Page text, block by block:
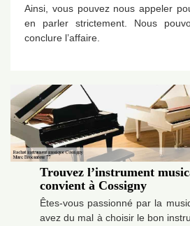
Ainsi, vous pouvez nous appeler
en parler strictement. Nous
conclure l’affaire.
Trouvez l’instrument
convient à Cossigny
Êtes-vous passionné par la
avez du mal à choisir le bon